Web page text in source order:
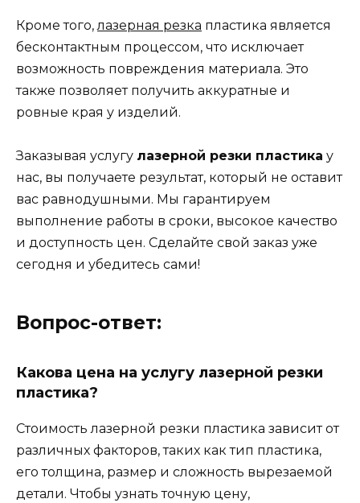
Кроме того, лазерная резка пластика является
бесконтактным процессом, что исключает
возможность повреждения материала. Это
также позволяет получить аккуратные и
ровные края у изделий.
Заказывая услугу лазерной резки пластика у
нас, вы получаете результат, который не оставит
вас равнодушными. Мы гарантируем
выполнение работы в сроки, высокое качество
и доступность цен. Сделайте свой заказ уже
сегодня и убедитесь сами!
Вопрос-ответ:
Какова цена на услугу лазерной резки
пластика?
Стоимость лазерной резки пластика зависит от
различных факторов, таких как тип пластика,
его толщина, размер и сложность вырезаемой
детали. Чтобы узнать точную цену,